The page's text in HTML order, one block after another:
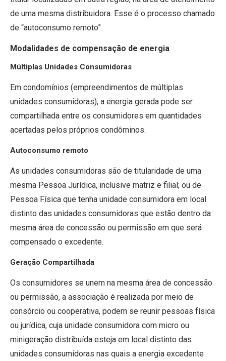
de uma mesma distribuidora. Esse é o processo chamado
de “autoconsumo remoto”.
Modalidades de compensação de energia
Múltiplas Unidades Consumidoras
Em condomínios (empreendimentos de múltiplas
unidades consumidoras), a energia gerada pode ser
compartilhada entre os consumidores em quantidades
acertadas pelos próprios condôminos.
Autoconsumo remoto
As unidades consumidoras são de titularidade de uma
mesma Pessoa Jurídica, inclusive matriz e filial; ou de
Pessoa Física que tenha unidade consumidora em local
distinto das unidades consumidoras que estão dentro da
mesma área de concessão ou permissão em que será
compensado o excedente.
Geração Compartilhada
Os consumidores se unem na mesma área de concessão
ou permissão, a associação é realizada por meio de
consórcio ou cooperativa, podem se reunir pessoas física
ou jurídica, cuja unidade consumidora com micro ou
minigeração distribuída esteja em local distinto das
unidades consumidoras nas quais a energia excedente